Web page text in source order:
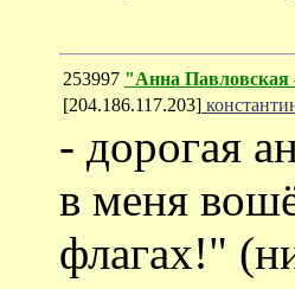
253997 "Анна Павловская
[204.186.117.203]
- дорогая
в меня
флагах!"